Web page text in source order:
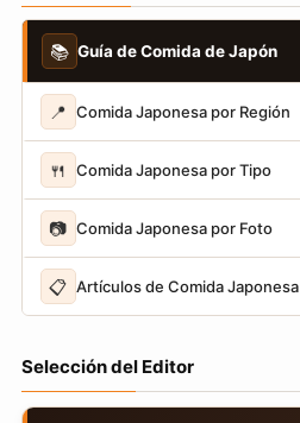
📚 Guía de Comida de Japón
📍 Comida Japonesa por Región
🍴 Comida Japonesa por Tipo
📷 Comida Japonesa por Foto
📋 Artículos de Comida Japonesa
Selección del Editor